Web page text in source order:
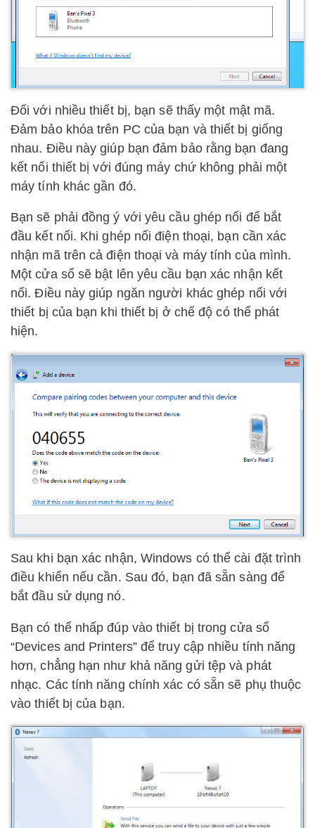
Đối với nhiều thiết bị, bạn sẽ thấy một mật mã.
Đảm bảo khóa trên PC của bạn và thiết bị giống
nhau. Điều này giúp bạn đảm bảo rằng bạn đang
kết nối thiết bị với đúng máy chứ không phải một
máy tính khác gần đó.
Bạn sẽ phải đồng ý với yêu cầu ghép nối để bắt
đầu kết nối. Khi ghép nối điện thoại, bạn cần xác
nhận mã trên cả điện thoại và máy tính của mình.
Một cửa sổ sẽ bật lên yêu cầu bạn xác nhận kết
nối. Điều này giúp ngăn người khác ghép nối với
thiết bị của bạn khi thiết bị ở chế độ có thể phát
hiện.
Sau khi bạn xác nhận, Windows có thể cài đặt trình
điều khiển nếu cần. Sau đó, bạn đã sẵn sàng để
bắt đầu sử dụng nó.
Bạn có thể nhấp đúp vào thiết bị trong cửa sổ
“Devices and Printers” để truy cập nhiều tính năng
hơn, chẳng hạn như khả năng gửi tệp và phát
nhạc. Các tính năng chính xác có sẵn sẽ phụ thuộc
vào thiết bị của bạn.